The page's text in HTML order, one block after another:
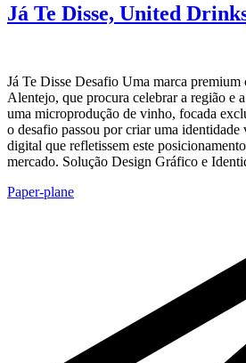
Já Te Disse, United
Já Te Disse Desafio Uma marca
Alentejo, que procura celebrar a região e
uma microprodução de vinho, focada
o desafio passou por criar uma identidade
digital que refletissem este
mercado. Solução Design Gráfico e
Paper-plane